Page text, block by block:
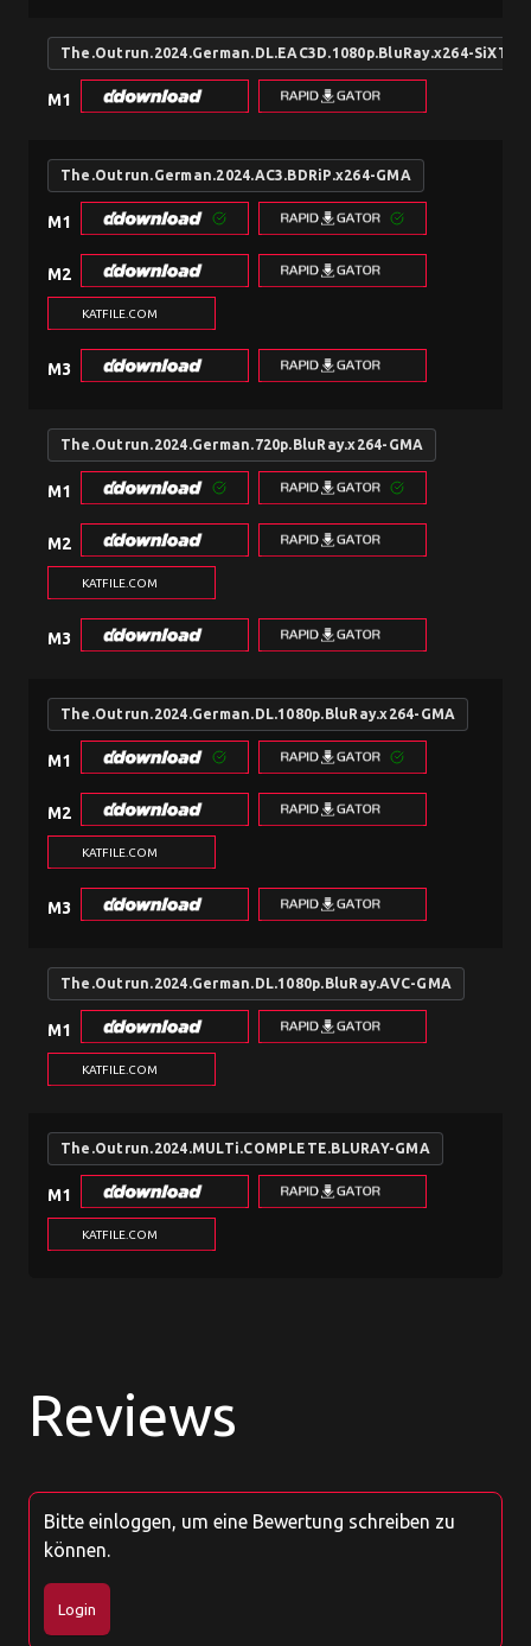
The.Outrun.2024.German.DL.EAC3D.1080p.BluRay.x264-
M1
The.Outrun.German.2024.AC3.BDRiP.x264-GMA
M1
M2
KATFILE.COM
M3
The.Outrun.2024.German.720p.BluRay.x264-GMA
M1
M2
KATFILE.COM
M3
The.Outrun.2024.German.DL.1080p.BluRay.x264-GMA
M1
M2
KATFILE.COM
M3
The.Outrun.2024.German.DL.1080p.BluRay.AVC-GMA
M1
KATFILE.COM
The.Outrun.2024.MULTi.COMPLETE.BLURAY-GMA
M1
KATFILE.COM
Reviews
Bitte einloggen, um eine Bewertung schreiben zu
können.
Login